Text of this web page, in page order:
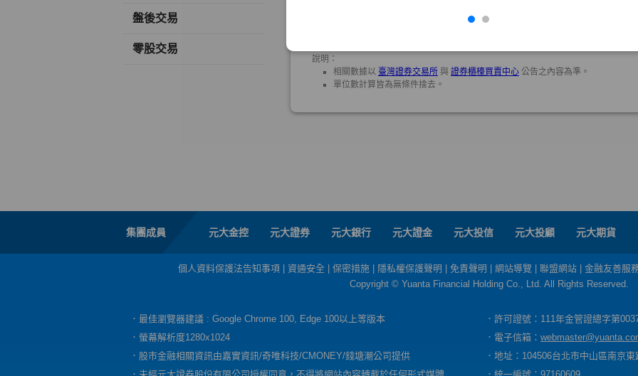
盤後交易
零股交易
集團成員 元大金控 元大證券 元大銀行 元大證金 元大投信 元大投顧 元大期貨
個人資料保護法告知事項 資通安全 保密措施 隱私權保護聲明 免責聲明 網站導覽 聯盟網站
金融友善服
Copyright © Yuanta Financial Holding Co., Ltd. All Rights Reserved.
．最佳瀏覽器建議 : Google Chrome 100, Edge 100以上等版本
．許可證號：111年金管證總字第
．螢幕解析度1280x1024
．電子信箱：
．股市金融相關資訊由嘉實資訊/奇唯科技/CMONEY/錢塘潮公司提供
．地址：104506台北市中山區南京